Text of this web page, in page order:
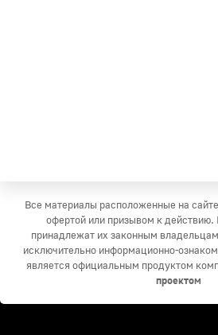
Все материалы расположенные на
офертой или призывом к действию.
принадлежат их законным
исключительно информационно-
является официальным продуктом
проектом